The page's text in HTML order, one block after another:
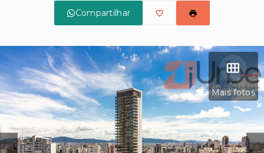
Compartilhar
Mais fotos